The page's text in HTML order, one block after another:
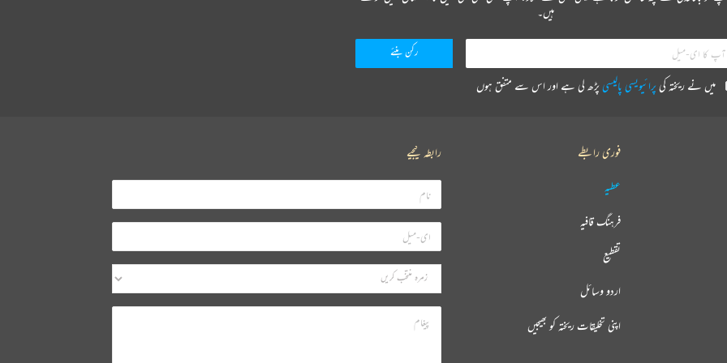
ہیں۔
میں نے ریختہ کیپرائیویسی پالیسیپڑھ لی ہے اور اس سے متفق ہوں
فوری رابطے
عطیہ
فرہنگ قافیہ
تقطیع
اردو وسائل
اپنی تخلیقات ریختہ کو بھیجیں
رابطہ کیجیے